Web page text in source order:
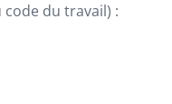
code du travail) :